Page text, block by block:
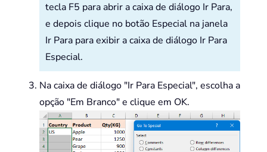
tecla F5 para abrir a caixa de diálogo Ir Para,
e depois clique no botão Especial na janela
Ir Para para exibir a caixa de diálogo Ir Para
Especial.
Na caixa de diálogo "Ir Para Especial", escolha a
opção "Em Branco" e clique em OK.